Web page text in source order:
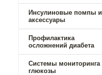
Инсулиновые помпы и
аксессуары
Профилактика
осложнений диабета
Системы мониторинга
глюкозы